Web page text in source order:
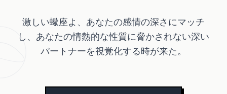
激しい蠍座よ、あなたの感情の深さにマッチ
し、あなたの情熱的な性質に脅かされない深い
パートナーを視覚化する時が来た。